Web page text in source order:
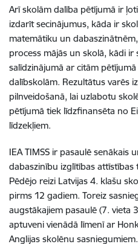
Arī skolām dalība pētījumā ir
izdarīt secinājumus, kāda ir
matemātiku un
process mājās un skolā, kādi ir
salīdzinājumā ar citām
dalībskolām. Rezultātus varēs
pilnveidošanā, lai uzlabotu
pētījumā tiek līdzfinansēta no
līdzekļiem.
IEA TIMSS ir pasaulē senākais
dabaszinību izglītības
Pēdējo reizi Latvijas 4. klašu
pirms 12 gadiem. Toreiz
augstākajiem pasaulē (7. vieta
aptuveni vienādā līmenī ar
Anglijas skolēnu